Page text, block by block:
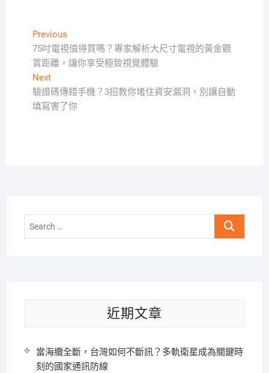
文
章
導
覽
PreviousPrevious
post:
75吋電視值得買嗎？專家解析大尺寸電視的黃金觀
賞距離，讓你享受極致視覺體驗
NextNext
post:
驗證碼傳錯手機？3招教你堵住資安漏洞，別讓自動
填寫害了你
Search
近期文章
當海纜全斷，台灣如何不斷訊？多軌衛星成為關鍵時
刻的國家通訊防線